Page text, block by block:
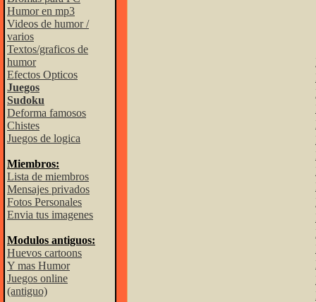
Humor en mp3
Videos de humor /
varios
Textos/graficos de
humor
Efectos Opticos
Juegos
Sudoku
Deforma famosos
Chistes
Juegos de logica
Miembros:
Lista de miembros
Mensajes privados
Fotos Personales
Envia tus imagenes
Modulos antiguos:
Huevos cartoons
Y mas Humor
Juegos online
(antiguo)